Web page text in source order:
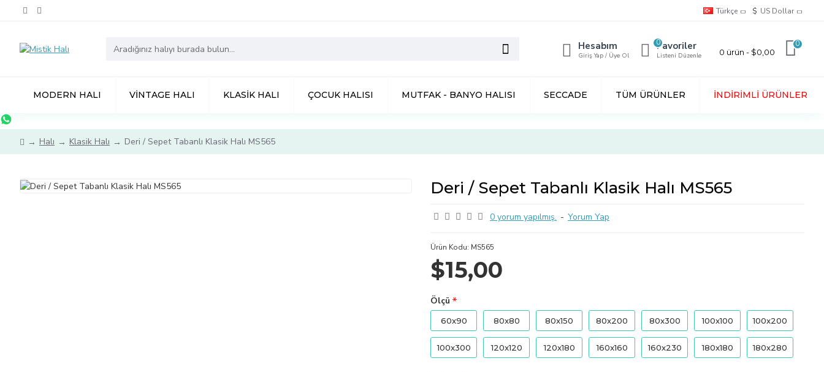
Türkçe $ US Dollar
Hesabım
Giriş Yap / Üye Ol
Favoriler
Listeni Düzenle
0
0 ürün - $0,00
0
MODERN HALI VINTAGE HALI KLASIK HALI ÇOCUK HALISI MUTFAK - BANYO HALISI SECCADE TÜM ÜRÜNLER İNDIRIMLI ÜRÜNLER
Halı Klasik Halı Deri / Sepet Tabanlı Klasik Halı MS565
Deri / Sepet Tabanlı Klasik Halı MS565
0 yorum yapılmış. - Yorum Yap
$15,00
Ürün Kodu: MS565
Ölçü
60x90 80x80 80x150 80x200 80x300 100x100 100x200
100x300 120x120 120x180 160x160 160x230 180x180 180x280